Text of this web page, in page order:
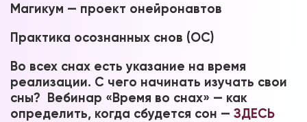
Магикум — проект онейронавтов
Практика осознанных снов (ОС)
Во всех снах есть указание на время
реализации. С чего начинать изучать свои
сны? Вебинар «Время во снах» — как
определить, когда сбудется сон — ЗДЕСЬ